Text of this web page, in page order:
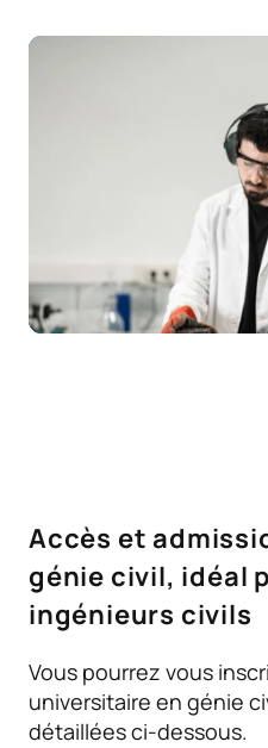
PREMIÈRE PÉRIODE DE QUATRE
Planification,
exploitation des
infrastructures
TOTAL:
*Caractère : FB : Formation
Optionnel
Accès et
génie civil, idéal
ingénieurs civils
Vous pourrez vous
universitaire en génie
détaillées ci-dessous.